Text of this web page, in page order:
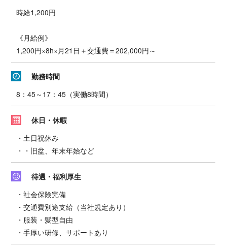
時給1,200円
《月給例》
1,200円×8h×月21日＋交通費＝202,000円～
勤務時間
8：45～17：45（実働8時間）
休日・休暇
・土日祝休み
・・旧盆、年末年始など
待遇・福利厚生
・社会保険完備
・交通費別途支給（当社規定あり）
・服装・髪型自由
・手厚い研修、サポートあり